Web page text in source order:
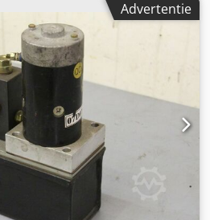
Al Hfsx Adyerf -fabrikant:
KAD 2419 -Maten:
9,9 kg
Advertentie